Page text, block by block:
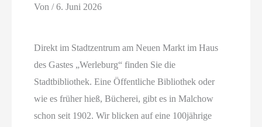
Von/6. Juni 2026
Direkt im Stadtzentrum am Neuen Markt im Haus
des Gastes „Werleburg“ finden Sie die
Stadtbibliothek. Eine Öffentliche Bibliothek oder
wie es früher hieß, Bücherei, gibt es in Malchow
schon seit 1902. Wir blicken auf eine 100jährige